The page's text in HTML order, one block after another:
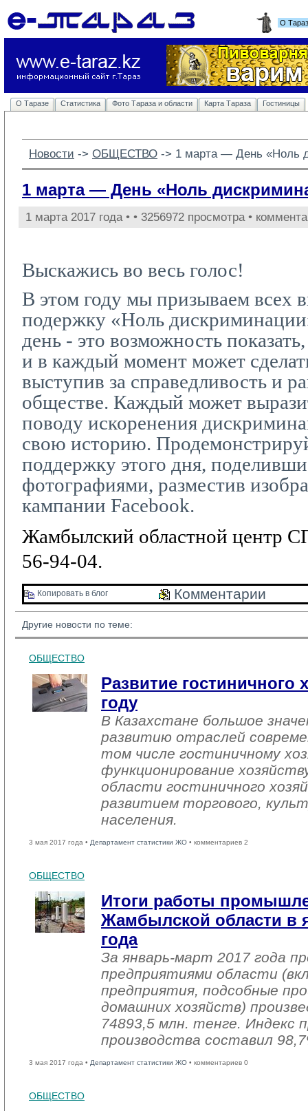
О
О Таразе Статистика Фото Тараза и области Карта Тараза Гостиницы
Новости -> ОБЩЕСТВО -> 1 марта — День «Ноль
1 марта — День «Ноль
1 марта 2017 года • • 3256972 просмотра •
Выскажись во весь голос!
В этом году мы призываем всех
подержку «Ноль
день - это возможность
и в каждый момент может
выступив за справедливость и
обществе. Каждый может
поводу искоренения
свою историю.
поддержку этого дня,
фотографиями, разместив
кампании Facebook.
Жамбылский областной центр
56-94-04.
Копировать в блог Комментарии
Другие новости по теме:
ОБЩЕСТВО
Развитие гостиничного
году
В Казахстане большое
развитию отраслей
том числе гостиничному
функционирование
области гостиничного
развитием торгового,
населения.
3 мая 2017 года • Департамент статистики ЖО • комментариев 2
ОБЩЕСТВО
Итоги работы
Жамбылской области в
года
За январь-март 2017 года
предприятиями области
предприятия, подсобные
домашних хозяйств)
74893,5 млн. тенге. Индекс
производства составил
3 мая 2017 года • Департамент статистики ЖО • комментариев 0
ОБЩЕСТВО